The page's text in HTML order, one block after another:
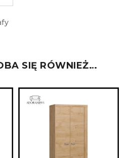
SIĘ RÓWNIEŻ…